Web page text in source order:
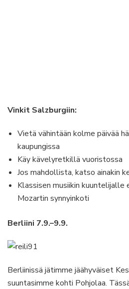
Vinkit Salzburgiin:
Vietä vähintään kolme päivää
kaupungissa
Käy kävelyretkillä vuoristossa
Jos mahdollista, katso ainakin
Klassisen musiikin kuuntelijalle
Mozartin synnyinkoti
Berliini 7.9.–9.9.
Berliinissä jätimme jäähyväiset
suuntasimme kohti Pohjolaa.